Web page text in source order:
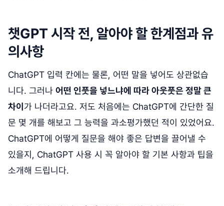
챗GPT 시작 전, 알아야 할 한계점과 유
의사항
ChatGPT 입력 칸에는 물론, 어떤 말을 넣어도 상관없습
니다. 그러나 어떤 인풋을 넣느냐에 따라 아웃풋은 정말 큰
차이 가 나더라고요. 저도 처음에는 ChatGPT에 간단한 질
문 몇 개를 해보고 그 능력을 과소평가했던 적이 있었어요.
ChatGPT에 어떻게 질문을 해야 좋은 답변을 끌어낼 수
있을지, ChatGPT 사용 시 꼭 알아야 할 기본 사항과 팁을
소개해 드립니다.